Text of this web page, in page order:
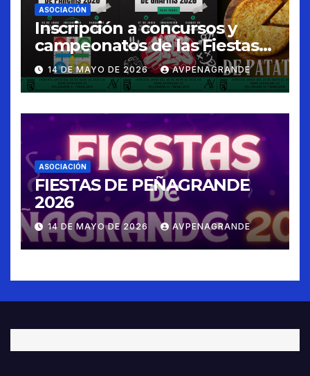
ASOCIACIÓN
Inscripción a concursos y
campeonatos de las Fiestas
de Peñagrande 2026
14 DE MAYO DE 2026 AVPENAGRANDE
ASOCIACIÓN
FIESTAS DE PEÑAGRANDE
2026
14 DE MAYO DE 2026 AVPENAGRANDE